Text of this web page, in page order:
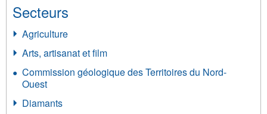
Secteurs
Agriculture
Arts, artisanat et film
Commission géologique des Territoires du Nord-
Ouest
Diamants